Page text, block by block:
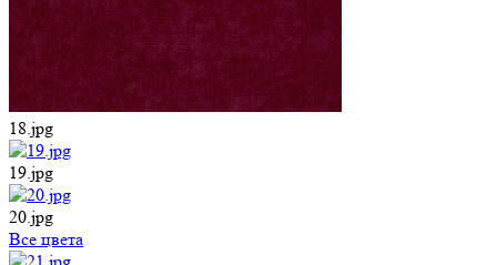
18.jpg
19.jpg
20.jpg
Все цвета